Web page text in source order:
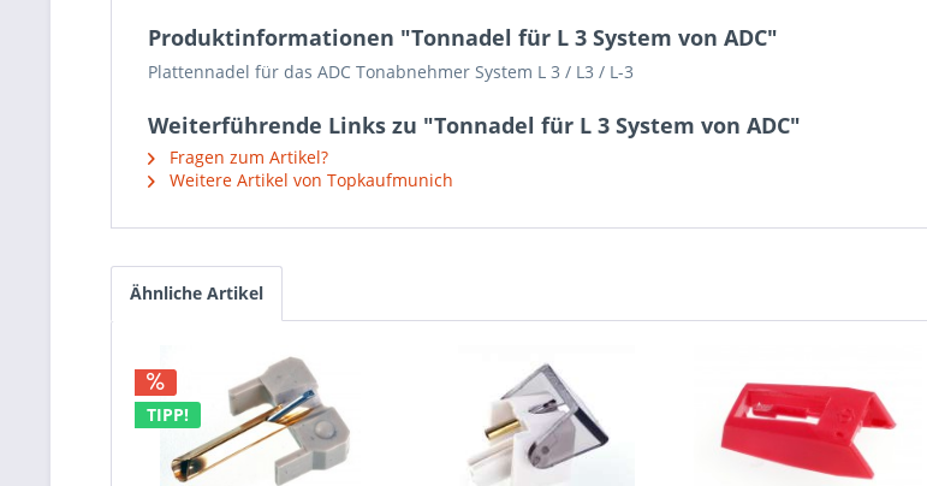
Produktinformationen "Tonnadel für L 3 System von ADC"
Plattennadel für das ADC Tonabnehmer System L 3 / L3 / L-3
Weiterführende Links zu "Tonnadel für L 3 System von ADC"
Fragen zum Artikel?
Weitere Artikel von Topkaufmunich
Ähnliche Artikel
TIPP!